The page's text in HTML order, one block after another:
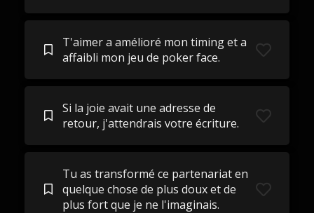
T'aimer a amélioré mon timing et a
affaibli mon jeu de poker face.
Si la joie avait une adresse de
retour, j'attendrais votre écriture.
Tu as transformé ce partenariat en
quelque chose de plus doux et de
plus fort que je ne l'imaginais.